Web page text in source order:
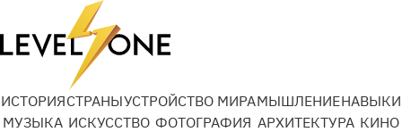
ИСТОРИЯСТРАНЫУСТРОЙСТВО МИРАМЫШЛЕНИЕНАВЫКИ
МУЗЫКА ИСКУССТВО ФОТОГРАФИЯ АРХИТЕКТУРА КИНО
Добро Mail.ru